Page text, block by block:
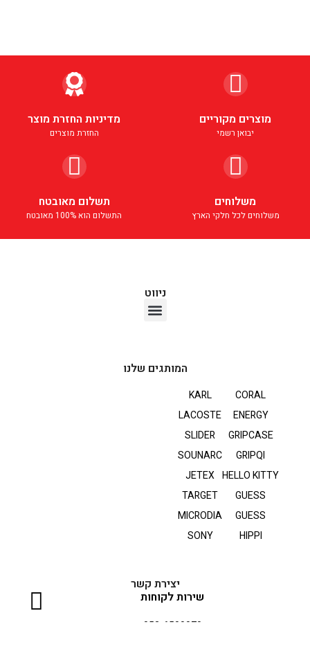
מוצרים מקוריים
יבואן רשמי
מדיניות החזרת מוצר
החזרת מוצרים
משלוחים
משלוחים לכל חלקי הארץ
תשלום מאובטח
התשלום הוא 100% מאובטח
ניווט
המותגים שלנו
CORAL
ENERGY
GRIPCASE
GRIPQI
HELLO KITTY
GUESS
GUESS
HIPPI
KARL
LACOSTE
SLIDER
SOUNARC
JETEX
TARGET
MICRODIA
SONY
יצירת קשר
שירות לקוחות
052-6500070